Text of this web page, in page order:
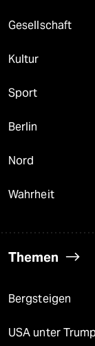
Gesellschaft
Kultur
Sport
Berlin
Nord
Wahrheit
Themen
Bergsteigen
USA unter